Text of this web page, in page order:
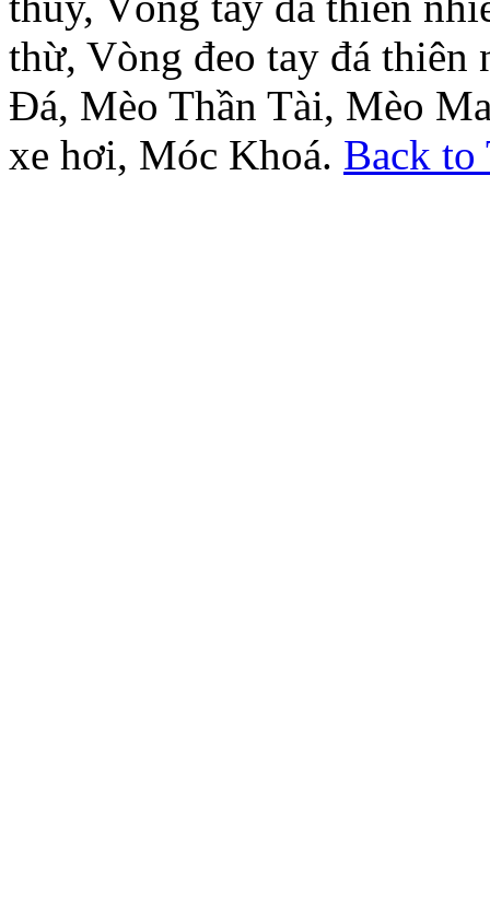
thừ, Vòng đeo tay đá thiên
Đá, Mèo Thần Tài, Mèo
xe hơi, Móc Khoá. Back to